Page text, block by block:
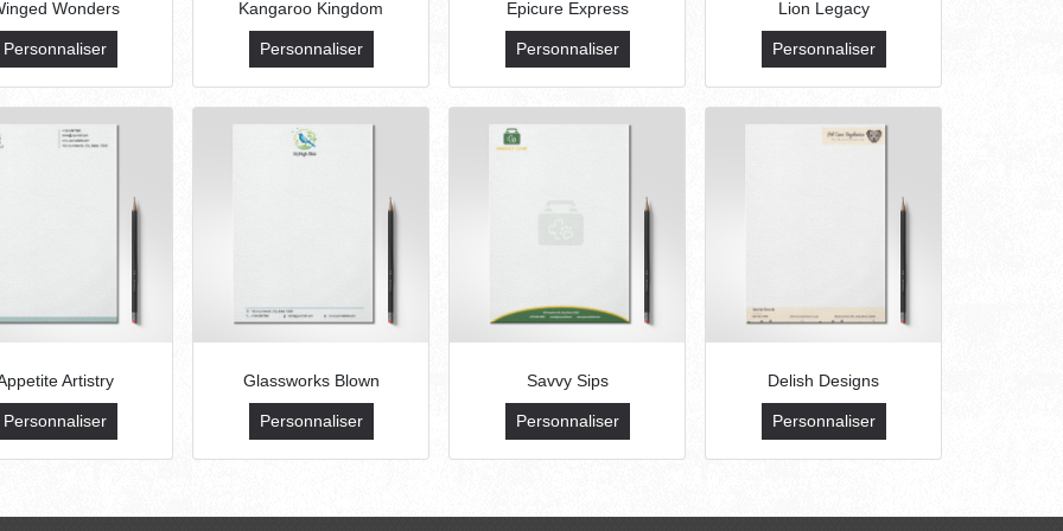
Wonders
Personnaliser
Kangaroo Kingdom
Personnaliser
Epicure Express
Personnaliser
Lion Legacy
Personnaliser
Artistry
Personnaliser
Glassworks Blown
Personnaliser
Savvy Sips
Personnaliser
Delish Designs
Personnaliser